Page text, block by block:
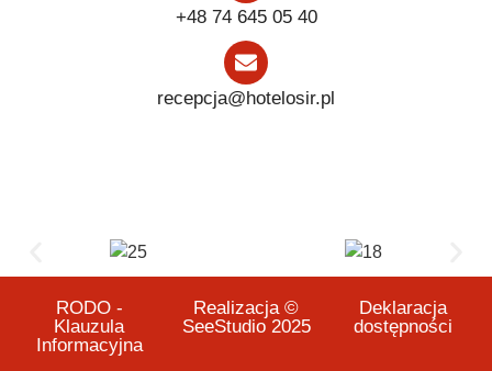
+48 74 645 05 40
recepcja@hotelosir.pl
RODO -
Klauzula
Informacyjna
Realizacja ©
SeeStudio 2025
Deklaracja
dostępności